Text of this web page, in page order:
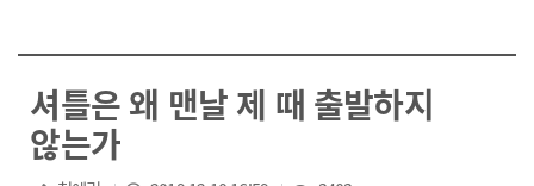
셔틀은 왜 맨날 제 때 출발하지
않는가